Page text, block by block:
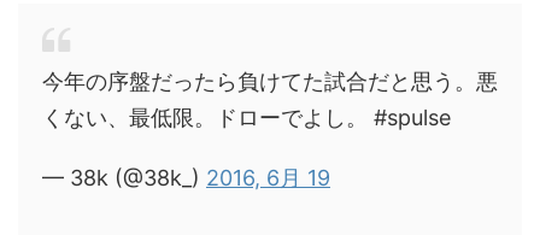
今年の序盤だったら負けてた試合だと思う。悪
くない、最低限。ドローでよし。 #spulse
— 38k (@38k_) 2016, 6月 19